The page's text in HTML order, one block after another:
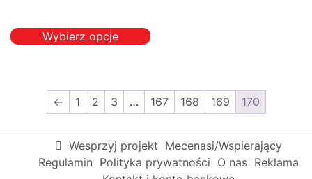
Wybierz opcje
wybrać
← 1 2 3 … 167 168 169 170
Wesprzyj projekt Mecenasi/Wspierający
Regulamin Polityka prywatności O nas Reklama